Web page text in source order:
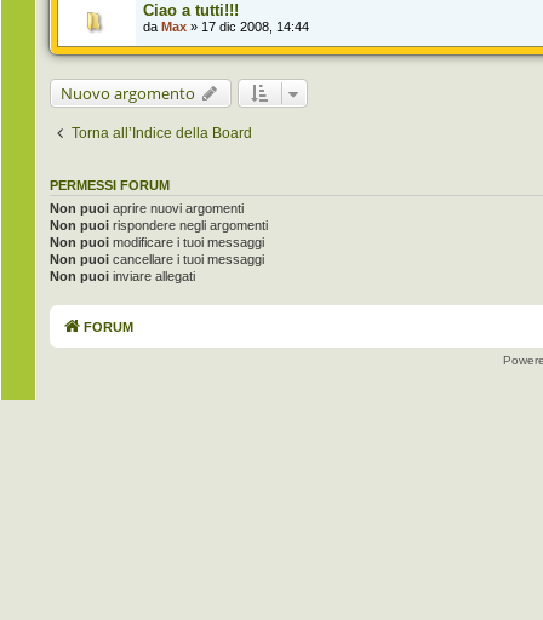
Ciao a tutti!!!
da Max » 17 dic 2008, 14:44
Nuovo argomento
Torna all’Indice della Board
PERMESSI FORUM
Non puoi aprire nuovi argomenti
Non puoi rispondere negli argomenti
Non puoi modificare i tuoi messaggi
Non puoi cancellare i tuoi messaggi
Non puoi inviare allegati
FORUM